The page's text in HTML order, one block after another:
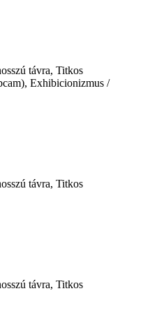
távra, Titkos
Exhibicionizmus /
távra, Titkos
távra, Titkos